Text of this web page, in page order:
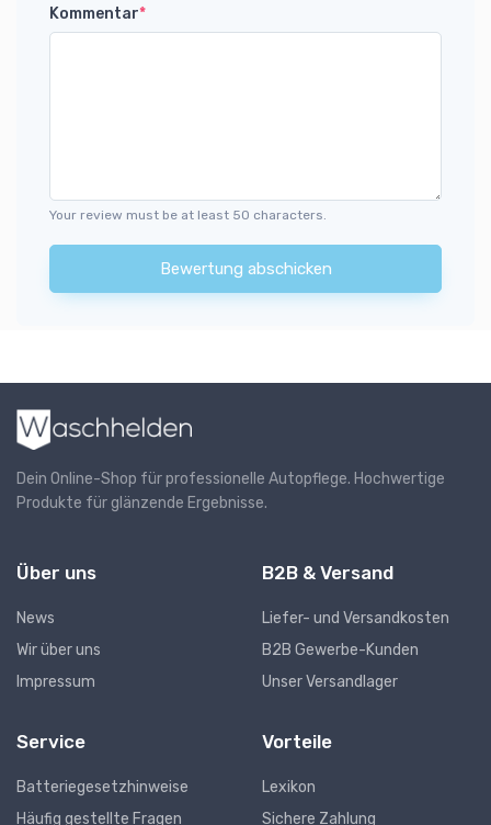
Kommentar*
Your review must be at least 50 characters.
Bewertung abschicken
Dein Online-Shop für professionelle Autopflege. Hochwertige
Produkte für glänzende Ergebnisse.
Über uns
News
Wir über uns
Impressum
B2B & Versand
Liefer- und Versandkosten
B2B Gewerbe-Kunden
Unser Versandlager
Service
Batteriegesetzhinweise
Häufig gestellte Fragen
Vorteile
Lexikon
Sichere Zahlung